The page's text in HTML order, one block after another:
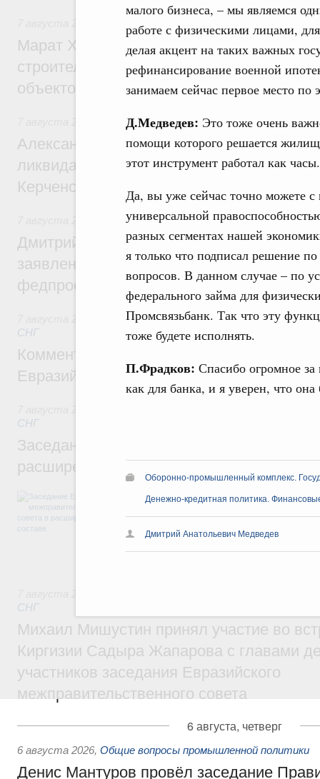
малого бизнеса, – мы являемся
работе с физическими лицами,
делая акцент на таких важных
рефинансирование военной
занимаем сейчас первое место
Д.Медведев: Это тоже очень
помощи которого решается
этот инструмент работал как часы.
Да, вы уже сейчас точно можете
универсальной
разных сегментах нашей
я только что подписал решение
вопросов. В данном случае – по
федерального займа для
Промсвязьбанк. Так что эту
тоже будете исполнять.
П.Фрадков: Спасибо огромное
как для банка, и я уверен, что
Оборонно-промышленный комплекс.
Денежно-кредитная политика.
Дмитрий Анатольевич Медведев
Экономика городов. Городская среда
Марат Хуснуллин: «Единый заказчик»
строительство и реконструкцию более
объектов
Чрезвычайные ситуации и ликвидация их
Александр Козлов провёл заседание
ликвидации последствий чрезвычайной
Керченском проливе
Среднее профессиональное образование
Дмитрий Чернышенко: Установлен
заявлений от абитуриентов колледжей и
федпроекта «Профессионалитет»
Евразийский экономический союз.
СНГ
Комментарий Алексея Оверчука по
Евразийского межправительственного
СНГ
Заседание Евразийского
расширенном составе
В повестке заседания актуальные
регулирования и администрирования,
обеспечение продовольственной
СНГ
Михаил Мишустин принял участие во
Киргизии Садыра Жапарова с главами
участников заседания Евразийского
межправительственного совета
6 августа, четверг
6 августа 2026, Общие вопросы промышленной политики
Денис Мантуров провёл заседание